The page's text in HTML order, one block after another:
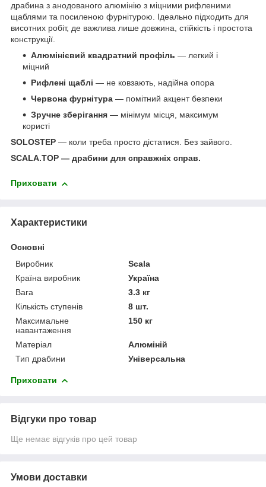
драбина з анодованого алюмінію з міцними рифленими
щаблями та посиленою фурнітурою. Ідеально підходить для
висотних робіт, де важлива лише довжина, стійкість і простота
конструкції.
Алюмінієвий квадратний профіль — легкий і
міцний
Рифлені щаблі — не ковзають, надійна опора
Червона фурнітура — помітний акцент безпеки
Зручне зберігання — мінімум місця, максимум
користі
SOLOSTEP — коли треба просто дістатися. Без зайвого.
SCALA.TOP — драбини для справжніх справ.
Приховати
Характеристики
Основні
Виробник
Scala
Країна виробник
Україна
Вага
3.3 кг
Кількість ступенів
8 шт.
Максимальне
навантаження
150 кг
Матеріал
Алюміній
Тип драбини
Універсальна
Приховати
Відгуки про товар
Ще немає відгуків про цей товар
Умови доставки